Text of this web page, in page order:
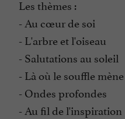
Les thèmes :
- Au cœur de soi
- L'arbre et l'oiseau
- Salutations au soleil
- Là où le souffle mène
- Ondes profondes
- Au fil de l'inspiration